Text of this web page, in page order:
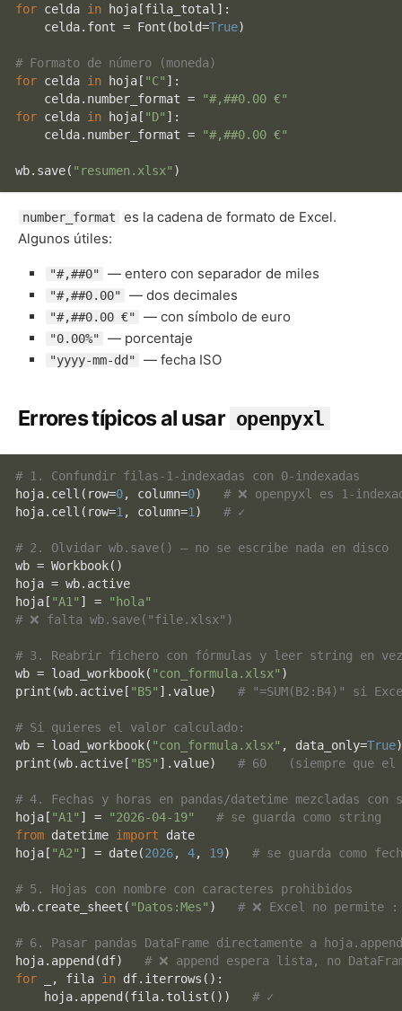
for celda in hoja[fila_total]:
    celda.font = Font(bold=
True)
# Formato de número (moneda)
for celda in hoja[ "C" ]:
    celda.number_format =
"#,##0.00 €"
for celda in hoja[ "D" ]:
    celda.number_format =
"#,##0.00 €"
wb.save( "resumen.xlsx"
number_format
es la cadena de formato de Excel.
Algunos útiles:
"#,##0" — entero con separador de miles
"#,##0.00" — dos decimales
"#,##0.00 €" — con símbolo de euro
"0.00%" — porcentaje
"yyyy-mm-dd" — fecha ISO
Errores típicos al usar openpyxl
# 1. Confundir filas-1-indexadas con 0-indexadas
hoja.cell(row=0, column=0) # ❌ openpyxl es 1-
hoja.cell(row=1 , column=1 ) # ✓
# 2. Olvidar wb.save() — no se escribe nada en disco
wb = Workbook()
hoja = wb.active
hoja[ "A1" ] =
"hola"
# ❌ falta wb.save("file.xlsx")
# 3. Reabrir fichero con fórmulas y leer string en
wb = load_workbook( "con_formula.xlsx"
print (wb.active[ "B5" ].value) # "=SUM(B2:B4)" si
# Si quieres el valor calculado:
wb = load_workbook( "con_formula.xlsx" , data_only=True
print (wb.active[ "B5" ].value) # 60   (siempre que el
# 4. Fechas y horas en pandas/datetime mezcladas con
hoja[ "A1" ] = "2026-04-19"
# se guarda como string
from datetime import date
hoja[ "A2" ] = date(2026, 4, 19) # se guarda como
# 5. Hojas con nombre con caracteres prohibidos
wb.create_sheet( "Datos:Mes" ) # ❌ Excel no permite :
# 6. Pasar pandas DataFrame directamente a
hoja.append(df) # ❌ append espera lista, no
for _, fila in df.iterrows():
    hoja.append(fila.tolist())
# ✓